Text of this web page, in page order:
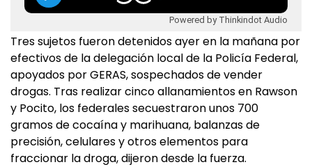
Powered by Thinkindot Audio
Tres sujetos fueron detenidos ayer en la mañana por
efectivos de la delegación local de la Policía Federal,
apoyados por GERAS, sospechados de vender
drogas. Tras realizar cinco allanamientos en Rawson
y Pocito, los federales secuestraron unos 700
gramos de cocaína y marihuana, balanzas de
precisión, celulares y otros elementos para
fraccionar la droga, dijeron desde la fuerza.